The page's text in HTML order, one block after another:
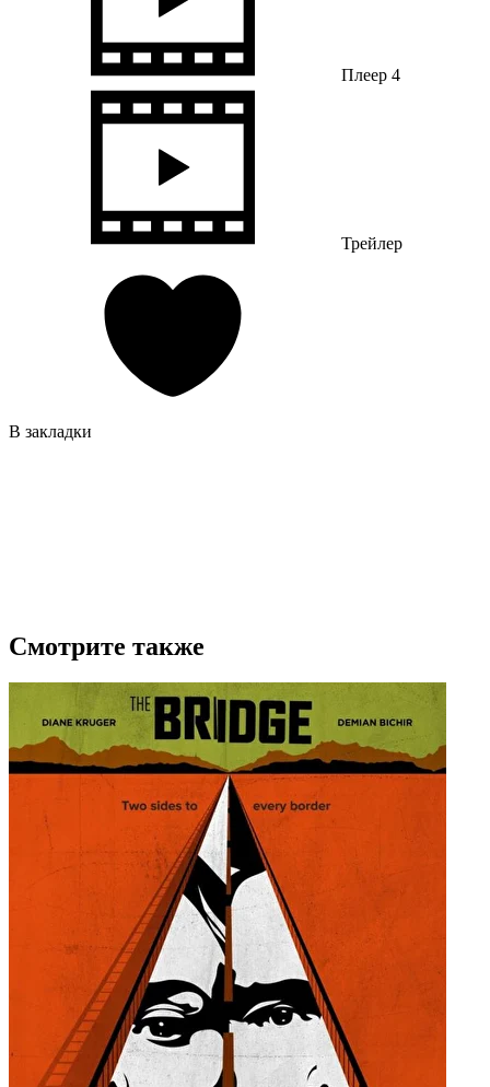
Плеер 4
Трейлер
В закладки
Смотрите также